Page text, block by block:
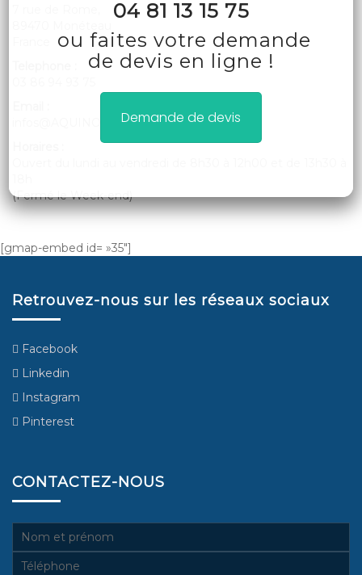
infos@AQUINOX.com
(Fermé le Week-end)
[gmap-embed id= »35″]
Retrouvez-nous sur les réseaux sociaux
Facebook
Linkedin
Instagram
Pinterest
CONTACTEZ-NOUS
04 81 13 15 75
ou faites votre demande
de devis en ligne !
Demande de devis